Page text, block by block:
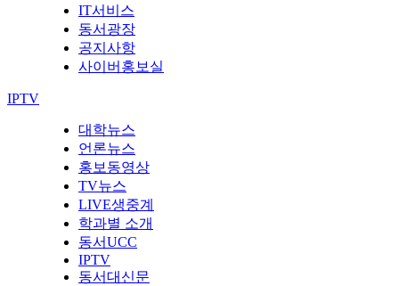
IT서비스
동서광장
공지사항
사이버홍보실
IPTV
대학뉴스
언론뉴스
홍보동영상
TV뉴스
LIVE생중계
학과별 소개
동서UCC
IPTV
동서대신문